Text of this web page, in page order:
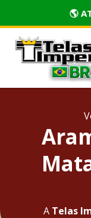
🏅
A Telas